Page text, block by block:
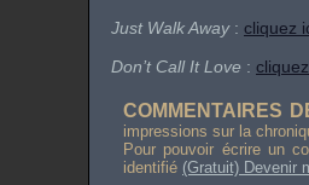
Just Walk Away : cliquez
Don’t Call It Love :
COMMENTAIRES
impressions sur la
Pour pouvoir écrire un
identifié (Gratuit) Devenir